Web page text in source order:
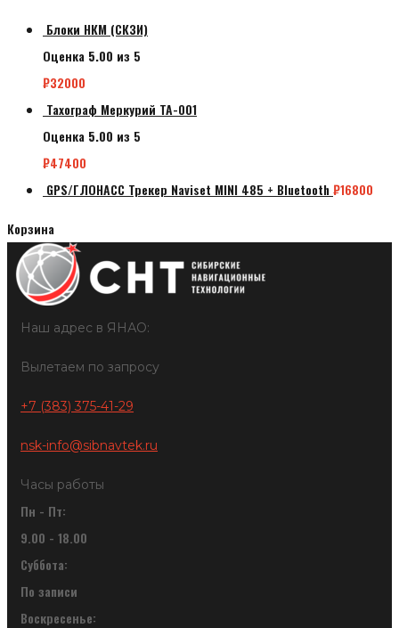
Блоки НКМ (СКЗИ)
Оценка 5.00 из 5
₽32000
Тахограф Меркурий ТА-001
Оценка 5.00 из 5
₽47400
GPS/ГЛОНАСС Трекер Naviset MINI 485 + Bluetooth ₽16800
Корзина
Наш адрес в ЯНАО:
Вылетаем по запросу
+7 (383) 375-41-29
nsk-info@sibnavtek.ru
Часы работы
Пн - Пт:
9.00 - 18.00
Суббота:
По записи
Воскресенье: